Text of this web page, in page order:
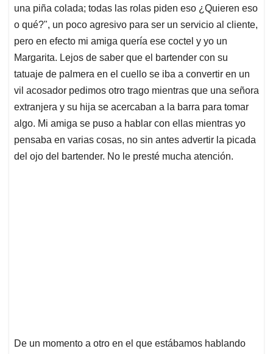
una piña colada; todas las rolas piden eso ¿Quieren eso
o qué?", un poco agresivo para ser un servicio al cliente,
pero en efecto mi amiga quería ese coctel y yo un
Margarita. Lejos de saber que el bartender con su
tatuaje de palmera en el cuello se iba a convertir en un
vil acosador pedimos otro trago mientras que una señora
extranjera y su hija se acercaban a la barra para tomar
algo. Mi amiga se puso a hablar con ellas mientras yo
pensaba en varias cosas, no sin antes advertir la picada
del ojo del bartender. No le presté mucha atención.
De un momento a otro en el que estábamos hablando